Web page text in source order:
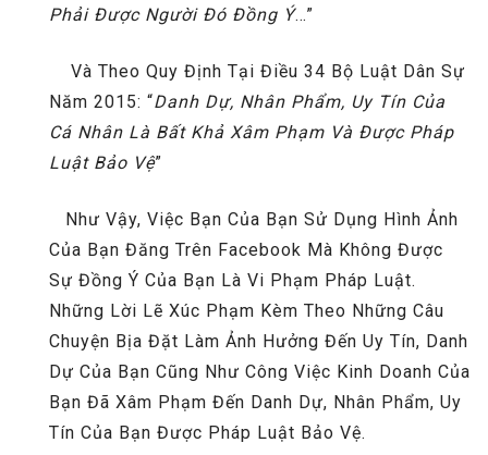
Phải Được Người Đó Đồng Ý…”
Và Theo Quy Định Tại Điều 34 Bộ Luật Dân Sự
Năm 2015: “Danh Dự, Nhân Phẩm, Uy Tín Của
Cá Nhân Là Bất Khả Xâm Phạm Và Được Pháp
Luật Bảo Vệ”
Như Vậy, Việc Bạn Của Bạn Sử Dụng Hình Ảnh
Của Bạn Đăng Trên Facebook Mà Không Được
Sự Đồng Ý Của Bạn Là Vi Phạm Pháp Luật.
Những Lời Lẽ Xúc Phạm Kèm Theo Những Câu
Chuyện Bịa Đặt Làm Ảnh Hưởng Đến Uy Tín, Danh
Dự Của Bạn Cũng Như Công Việc Kinh Doanh Của
Bạn Đã Xâm Phạm Đến Danh Dự, Nhân Phẩm, Uy
Tín Của Bạn Được Pháp Luật Bảo Vệ.